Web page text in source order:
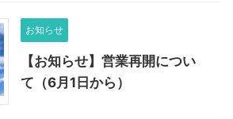
お知らせ
【お知らせ】営業再開につい
て（6月1日から）